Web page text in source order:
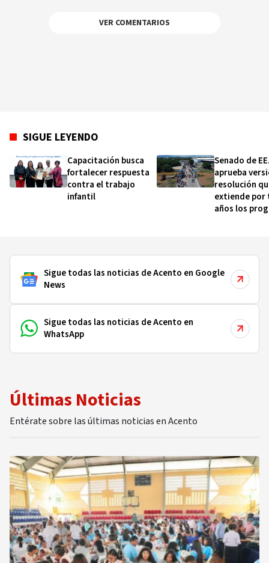
VER COMENTARIOS
SIGUE LEYENDO
Capacitación busca
fortalecer respuesta
contra el trabajo
infantil
Senado de
aprueba
resolución
extiende por
años los
Sigue todas las noticias de Acento en Google
News
Sigue todas las noticias de Acento en
WhatsApp